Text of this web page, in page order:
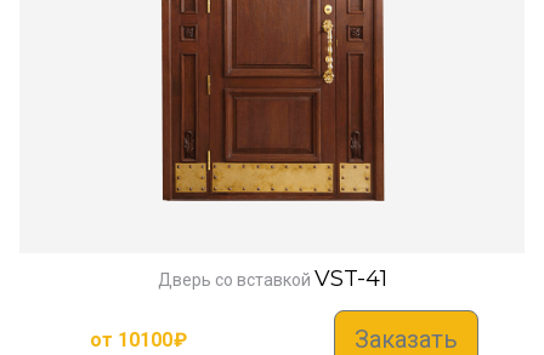
Дверь со вставкой VST-41
от 10100₽ Заказать